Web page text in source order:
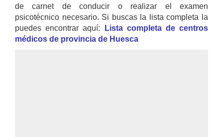
de carnet de conducir o realizar el examen
psicotécnico necesario. Si buscas la lista completa la
puedes encontrar aquí:
Lista completa de centros
médicos de provincia de Huesca